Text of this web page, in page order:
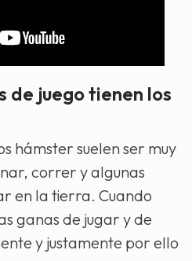
de juego tienen los
hámster suelen ser muy
correr y algunas
en la tierra. Cuando
ganas de jugar y de
y justamente por ello